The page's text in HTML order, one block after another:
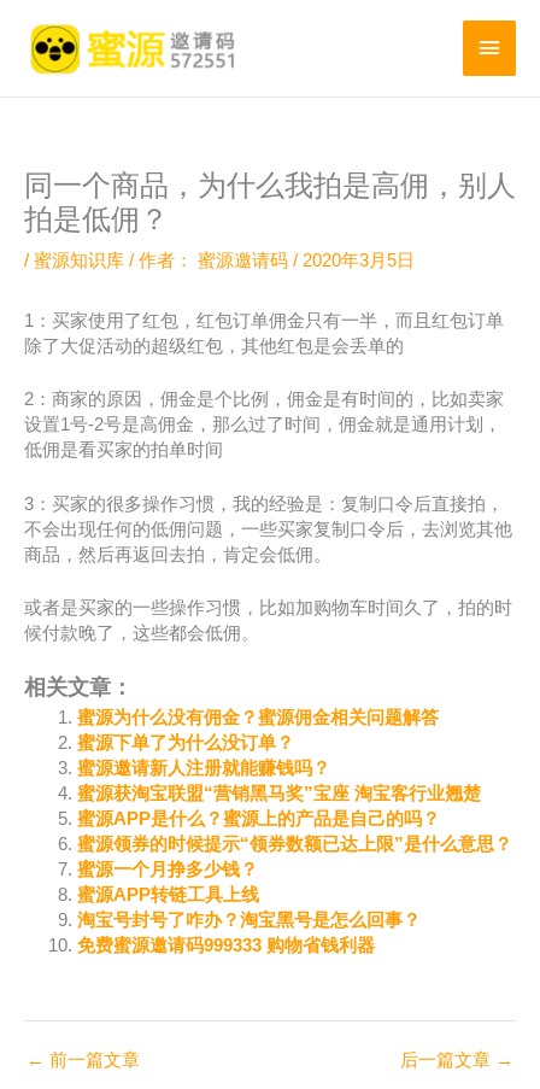
主
菜
同一个商品，为什么我拍是高佣，别人
拍是低佣？
/ 蜜源知识库 / 作者： 蜜源邀请码 / 2020年3月5日
1：买家使用了红包，红包订单佣金只有一半，而且红包订单
除了大促活动的超级红包，其他红包是会丢单的
2：商家的原因，佣金是个比例，佣金是有时间的，比如卖家
设置1号-2号是高佣金，那么过了时间，佣金就是通用计划，
低佣是看买家的拍单时间
3：买家的很多操作习惯，我的经验是：复制口令后直接拍，
不会出现任何的低佣问题，一些买家复制口令后，去浏览其他
商品，然后再返回去拍，肯定会低佣。
或者是买家的一些操作习惯，比如加购物车时间久了，拍的时
候付款晚了，这些都会低佣。
相关文章：
蜜源为什么没有佣金？蜜源佣金相关问题解答
蜜源下单了为什么没订单？
蜜源邀请新人注册就能赚钱吗？
蜜源获淘宝联盟“营销黑马奖”宝座 淘宝客行业翘楚
蜜源APP是什么？蜜源上的产品是自己的吗？
蜜源领券的时候提示“领券数额已达上限”是什么意思？
蜜源一个月挣多少钱？
蜜源APP转链工具上线
淘宝号封号了咋办？淘宝黑号是怎么回事？
免费蜜源邀请码999333 购物省钱利器
← 前一篇文章 后一篇文章 →